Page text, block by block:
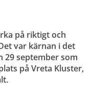
på riktigt och
var kärnan i det
29 september som
på Vreta Kluster,